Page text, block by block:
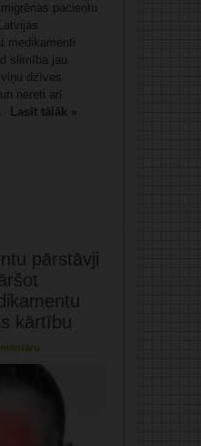
pacientu
medikamenti
slimība jau
dzīves
nereti arī
Lasīt tālāk »
pārstāvji
kārtību